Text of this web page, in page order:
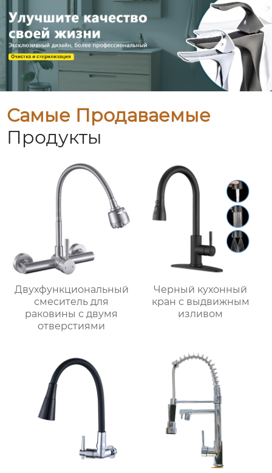
Самые Продаваемые
Продукты
Двухфункциональный
смеситель для
раковины с двумя
отверстиями
Черный кухонный
кран с выдвижным
изливом